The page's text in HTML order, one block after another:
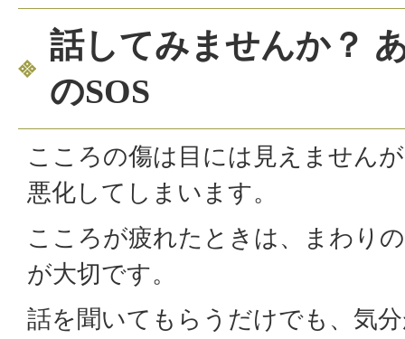
話してみませんか？
のSOS
こころの傷は目には見えません
悪化してしまいます。
こころが疲れたときは、まわり
が大切です。
話を聞いてもらうだけでも、気